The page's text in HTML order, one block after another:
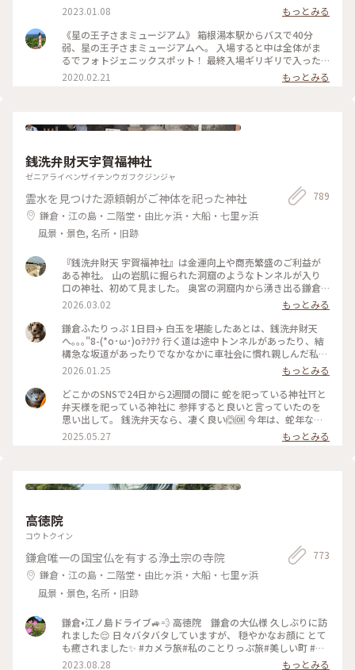
います。 1月9日までロマンティック・スターリー・ウィンタ
ーが開催中で園内のクリスマスツリーのライトアップがとても
綺麗です🎄✨星の王子さまの世界感に引き込まれる素敵なミュ
ージアムです。 #神奈川 #箱根 #仙石原 #星の王子さま #イルミ
ネーション #ファンタジーの世界
2023.01.08
もっとみる
《星の王子さまミュージアム》 箱根湯本駅からバスで40分
弱、星の王子さまミュージアムへ。 入場すると中は全体がま
るでフォトジェニックスポット！ 最終入場ギリギリで入った
のでほとんど人がおらずめいっぱい写真が撮れました✨ 展示ホ
ールには星の王子さまについてや、サン・テグジュペリについ
思います(*´꒳`*) 17:30くらいになると辺りが暗くなってき
子さまの世界に浸れる充実した空間でした。楽しかった(๑˃̵ᴗ˂̵)
2020.02.21 もっとみる
銭洗弁財天宇賀福神社
ゼニアライベンザイテンウガフクジンジャ
霊水を見つけた源頼朝がご神体を祀った神社
鎌倉・江の島・二階堂・由比ヶ浜・大船・七里ヶ浜
風景・景色, 名所・旧跡
789
『銭洗弁財天 宇賀福神社』は金運向上や商売繁盛のご利益が
ある神社。 山の岩肌に掘られた洞窟のようなトンネルが入り
口の神社、初めて見ました。 奥宮の洞窟内から湧き出る鎌倉
五名水のひとつ「銭洗水」でお金を洗うと 何倍にも増えて戻
ってくると信じられています。 現金持ち歩かないので、その場
で 旦那さんに恵んでもらった1,000円札と100円玉を洗いまし
た。 意味あるかな。 ✒︎ 源頼朝が夢のお告げで発見した洞窟の
清水が由来。 北条時頼もこの神を敬い自ら銭を洗って祈り、
いつしか銭洗いの水と呼ばれるように。 御祭神は水の神、市
杵島姫命（いちきしまひめのみこと）。 🐾 茶房 雲母の前の道
をさらに10分ほど進んだ先にあります。 鎌倉駅西口から歩い
て20分ほど。 #銭洗弁財天#神奈川#鎌倉#日本遺産#銭洗弁財
天宇賀福神社#はじめての鎌倉#全決の熱が冷めない#狛犬
2026.03.02
もっとみる
鎌倉ふたりっぷ 1日目✈️ 白玉を堪能したあとは、銭洗弁財天
へ｡｡｡"8-(*o･ω･)oﾃｸﾃｸ 行く道は途中トンネルがあったり、結
構急な坂道があったりでなかなかに車社会に慣れ親しんだ私た
ちにはハードモード(((;°▽°))💦 最後にかなりな上り坂ですっか
り折れた心を奮い立たせ何とか無事到着(〃´o｀)ﾌｩ… 参拝し
て、もちろんお金を少し洗い、お守り等を頂いたあとは大仏様
に会いに行きました😊 運良く、銭洗弁財天を出た時にタクシ
ー🚕が止まったので、すかさず捕まえ無事乗車。 楽ちんで高
徳院へ向かいました。 親切な運転手さんに生き方を教えても
らい、迷うことなく到着🙌 初めてお会いする鎌倉の大仏様
てお参りを済ませ、お次は憧れの江ノ電に乗って次の目的地へ
寺
2026.01.25
もっとみる
どこかのSNSで24日から2週間の間に 蛇を祀っている神社⛩️と
弁天様を祀っている神社に 参拝すると良いと言っていたのを
思い出して。 銭洗弁天なら、凄く良い🙆🆗 今年は、蛇年なの
で来なければと思っていたので 丁度のタイミングと思って参
拝出来ました❣️ #神社 #銭洗弁天 #巳年 #弁天様 #鎌倉
2025.05.27 もっとみる
高徳院
コウトクイン
鎌倉唯一の国宝仏を有する浄土宗の寺院
鎌倉・江の島・二階堂・由比ヶ浜・大船・七里ヶ浜
風景・景色, 名所・旧跡
773
鎌倉•江ノ島ドライブ🚙💨 高徳院 鎌倉の大仏様 久しぶりに訪
れました😌 日々バタバタしていますが、 穏やかなお顔に とて
も癒されました✨ #カメラ旅#私のことりっぷ旅#美しい町 #鎌
倉
2023.08.28
もっとみる